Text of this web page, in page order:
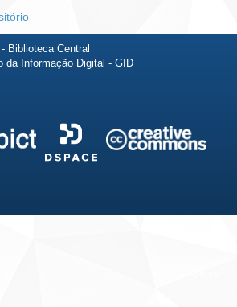
Biblioteca Central
da Informação Digital - GID